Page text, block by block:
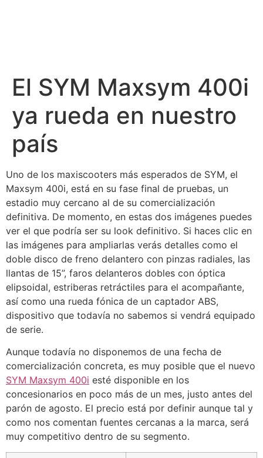
El SYM Maxsym 400i
ya rueda en nuestro
país
Uno de los maxiscooters más esperados de SYM, el
Maxsym 400i, está en su fase final de pruebas, un
estadio muy cercano al de su comercialización
definitiva. De momento, en estas dos imágenes puedes
ver el que podría ser su look definitivo. Si haces clic en
las imágenes para ampliarlas verás detalles como el
doble disco de freno delantero con pinzas radiales, las
llantas de 15”, faros delanteros dobles con óptica
elipsoidal, estriberas retráctiles para el acompañante,
así como una rueda fónica de un captador ABS,
dispositivo que todavía no sabemos si vendrá equipado
de serie.
Aunque todavía no disponemos de una fecha de
comercialización concreta, es muy posible que el nuevo
SYM Maxsym 400i esté disponible en los
concesionarios en poco más de un mes, justo antes del
parón de agosto. El precio está por definir aunque tal y
como nos comentan fuentes cercanas a la marca, será
muy competitivo dentro de su segmento.